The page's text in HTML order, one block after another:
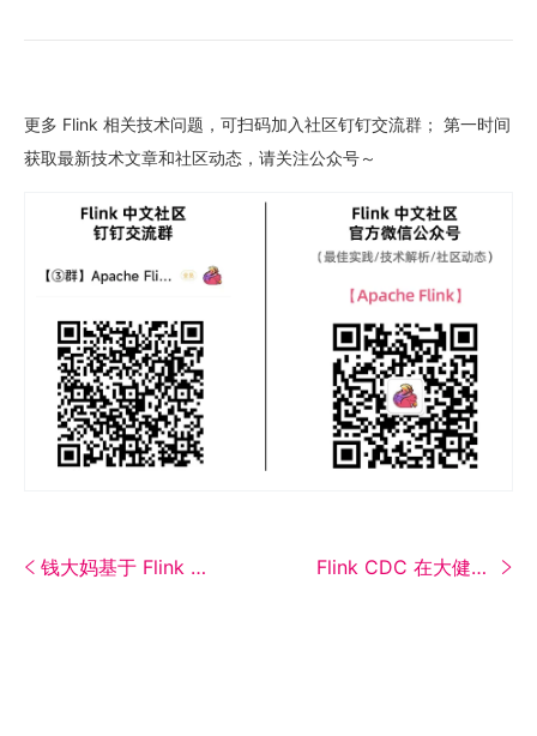
更多 Flink 相关技术问题，可扫码加入社区钉钉交流群； 第一时间
获取最新技术文章和社区动态，请关注公众号～
钱大妈基于 Flink 的实时风控实践 Flink CDC 在大健云仓的实践